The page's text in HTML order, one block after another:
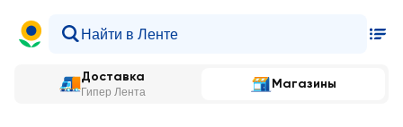
Доставка
Гипер Лента
Магазины